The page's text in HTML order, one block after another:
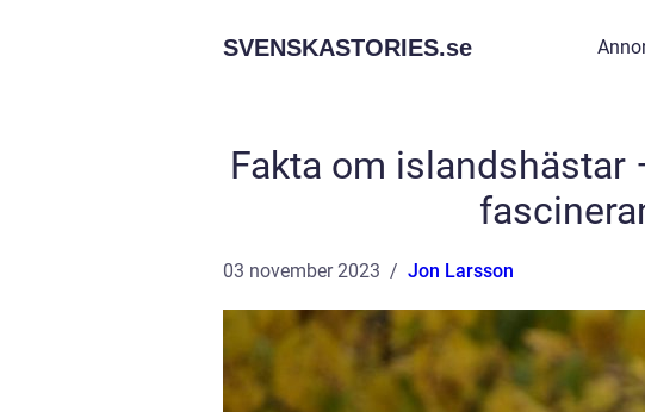
SVENSKASTORIES.se
Fakta om islandshästar
03 november 2023 Jon Larsson